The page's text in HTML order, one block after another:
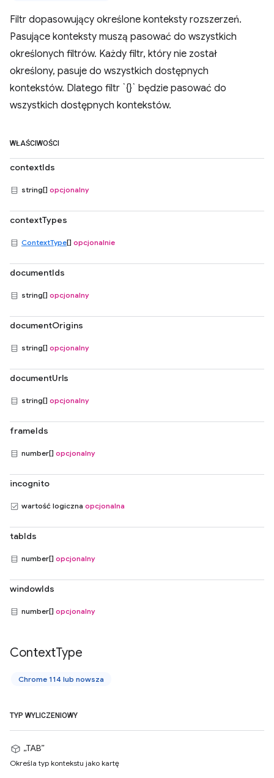
Filtr dopasowujący określone konteksty rozszerzeń.
Pasujące konteksty muszą pasować do wszystkich
określonych filtrów. Każdy filtr, który nie został
określony, pasuje do wszystkich dostępnych
kontekstów. Dlatego filtr `{}` będzie pasować do
wszystkich dostępnych kontekstów.
WŁAŚCIWOŚCI
contextIds
string[] opcjonalny
contextTypes
ContextType[] opcjonalnie
documentIds
string[] opcjonalny
documentOrigins
string[] opcjonalny
documentUrls
string[] opcjonalny
frameIds
number[] opcjonalny
incognito
wartość logiczna opcjonalna
tabIds
number[] opcjonalny
windowIds
number[] opcjonalny
ContextType
Chrome 114 lub nowsza
TYP WYLICZENIOWY
„TAB”
Określa typ kontekstu jako kartę